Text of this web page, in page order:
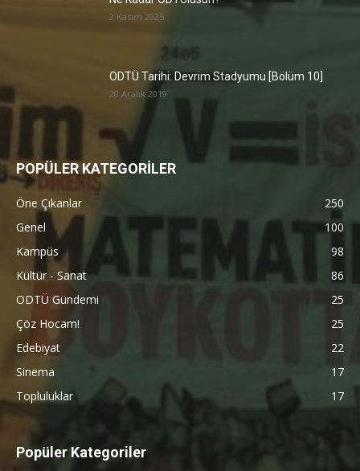
2 Kasım 2025
ODTÜ Tarihi: Devrim Stadyumu [Bölüm 10]
20 Aralık 2019
POPÜLER KATEGORİLER
Öne Çıkanlar
250
Genel
100
Kampüs
98
Kültür - Sanat
86
ODTÜ Gündemi
25
Çöz Hocam!
25
Edebiyat
22
Sinema
17
Topluluklar
17
Popüler Kategoriler